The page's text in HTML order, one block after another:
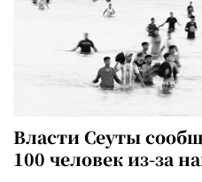
Власти Сеуты
100 человек из-за